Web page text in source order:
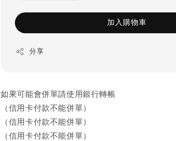
加入購物車
分享
如果可能會併單請使用銀行轉帳
（信用卡付款不能併單）
（信用卡付款不能併單）
（信用卡付款不能併單）